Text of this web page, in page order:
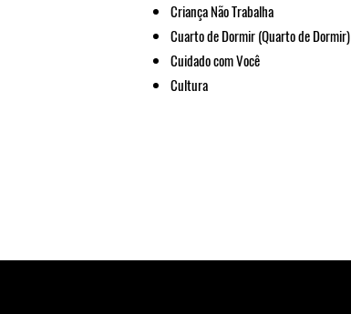
Criança Não Trabalha
Cuarto de Dormir (Quarto de Dormir)
Cuidado com Você
Cultura